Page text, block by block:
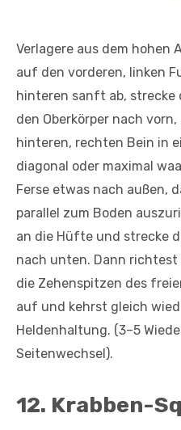
Verlagere aus dem
auf den vorderen, linken
hinteren sanft ab, strecke
den Oberkörper nach
hinteren, rechten Bein in
diagonal oder maximal
Ferse etwas nach außen,
parallel zum Boden
an die Hüfte und strecke
nach unten. Dann
die Zehenspitzen des
auf und kehrst gleich
Heldenhaltung. (3–5
Seitenwechsel).
12. Krabben-